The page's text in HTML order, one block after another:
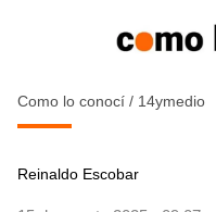
Como lo conocí / 14ymedio
Reinaldo Escobar